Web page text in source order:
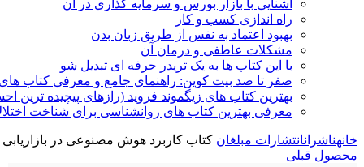
آشنایی با بازار بورس و سرمایه گذاری در آن
راه اندازی کسب و کار
بهبود اعتماد به نفس از طریق زبان بدن
مشکلات عاطفی و درمان آن
با این کتاب ها به یک تریدر حرفه ای تبدیل شو
صفر تا صد بیت کوین: راهنمای جامع و معرفی کتاب های
بهترین کتاب های زیگموند فروید (رازهای پیچیده ترین
معرفی بهترین کتاب های روانشناسی برای شناخت
خانهناشرانانتشارات مبلغان کتاب کاربرد هوش مصنوعی در بازاریابی
محصول قبلی